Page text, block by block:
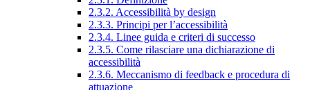
2.3.2. Accessibilità by design
2.3.3. Principi per l’accessibilità
2.3.4. Linee guida e criteri di successo
2.3.5. Come rilasciare una dichiarazione di
accessibilità
2.3.6. Meccanismo di feedback e procedura di
attuazione